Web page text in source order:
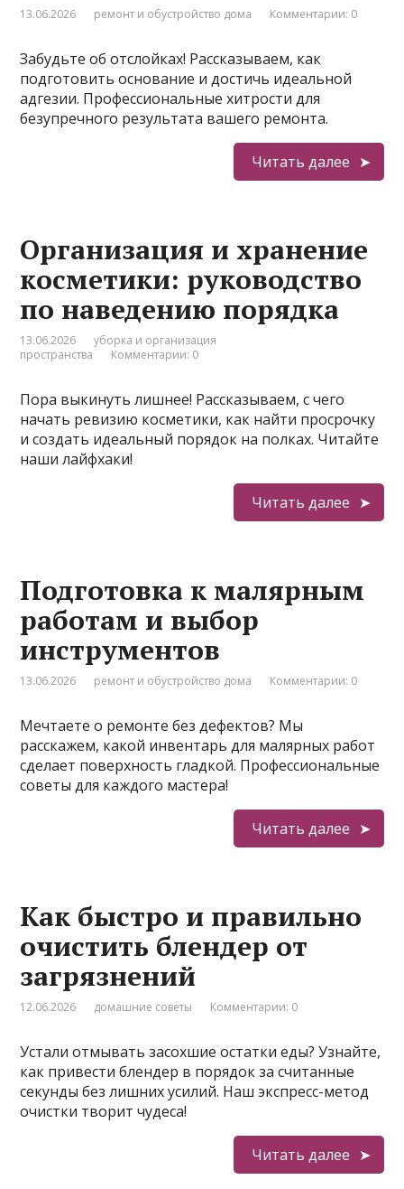
13.06.2026 ремонт и обустройство дома Комментарии: 0
Забудьте об отслойках! Рассказываем, как
подготовить основание и достичь идеальной
адгезии. Профессиональные хитрости для
безупречного результата вашего ремонта.
Читать далее
Организация и хранение
косметики: руководство
по наведению порядка
13.06.2026
уборка и организация
пространства
Комментарии: 0
Пора выкинуть лишнее! Рассказываем, с чего
начать ревизию косметики, как найти просрочку
и создать идеальный порядок на полках. Читайте
наши лайфхаки!
Читать далее
Подготовка к малярным
работам и выбор
инструментов
13.06.2026 ремонт и обустройство дома Комментарии: 0
Мечтаете о ремонте без дефектов? Мы
расскажем, какой инвентарь для малярных работ
сделает поверхность гладкой. Профессиональные
советы для каждого мастера!
Читать далее
Как быстро и правильно
очистить блендер от
загрязнений
12.06.2026 домашние советы Комментарии: 0
Устали отмывать засохшие остатки еды? Узнайте,
как привести блендер в порядок за считанные
секунды без лишних усилий. Наш экспресс-метод
очистки творит чудеса!
Читать далее